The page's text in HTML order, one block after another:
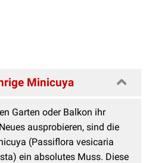
Minicuya
Garten oder Balkon ihr
ausprobieren, sind die
(Passiflora vesicaria
ein absolutes Muss. Diese